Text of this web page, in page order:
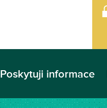
Poskytuji informace